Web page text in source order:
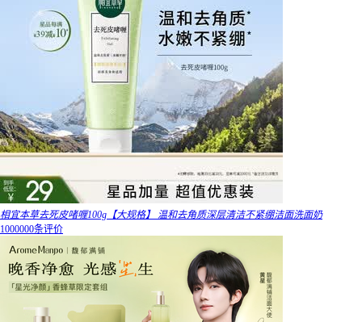
相宜本草去死皮啫喱100g【大规格】 温和去角质深层清洁不紧绷洁面洗面奶
1000000条评价